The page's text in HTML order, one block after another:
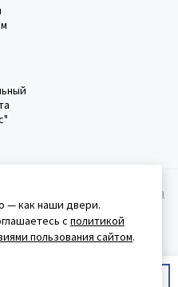
Политика
использования сайта
— как наши двери.
с политикой
пользования сайтом.